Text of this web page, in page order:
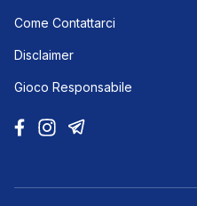
Come Contattarci
Disclaimer
Gioco Responsabile